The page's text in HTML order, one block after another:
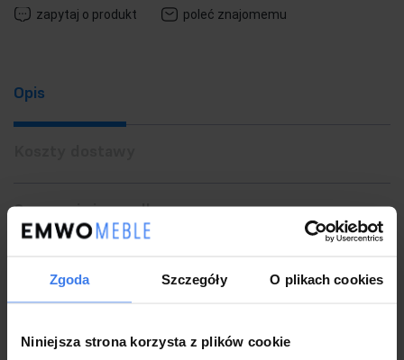
Zgoda Szczegóły O plikach cookies
Niniejsza strona korzysta z plików cookie
zapytaj o produkt poleć znajomemu
Opis
Gwarancja i wysyłka
Zielony chodnik z kolekcji Exclusiveto tradycyjny dywan z